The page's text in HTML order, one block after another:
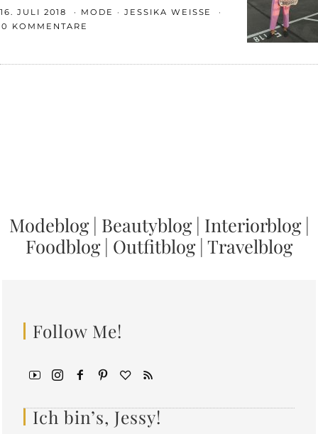
16. JULI 2018 MODE
JESSIKA WEISSE
KOMMENTARE
Modeblog| Beautyblog| Interiorblog|
Foodblog| Outfitblog| Travelblog
Follow Me!
Ich bin’s, Jessy!